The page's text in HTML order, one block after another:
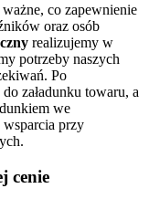
co zapewnienie
oraz osób
realizujemy w
potrzeby naszych
Po
załadunku towaru, a
we
przy
cenie